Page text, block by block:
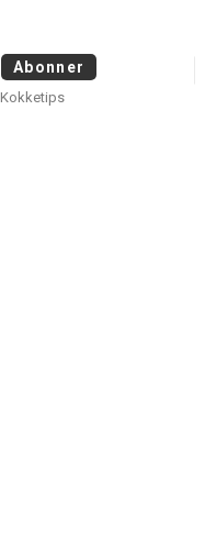
Abonner
Kokketips